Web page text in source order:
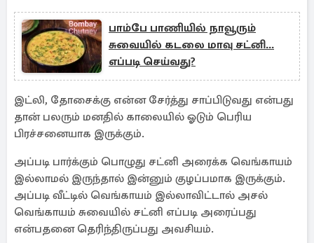
பாம்பே பாணியில் நாவூரும்
சுவையில் கடலை மாவு சட்னி...
எப்படி செய்வது?
இட்லி, தோசைக்கு என்ன சேர்த்து சாப்பிடுவது என்பது
தான் பலரும் மனதில் காலையில் ஓடும் பெரிய
பிரச்சனையாக இருக்கும்.
அப்படி பார்க்கும் பொழுது சட்னி அரைக்க வெங்காயம்
இல்லாமல் இருந்தால் இன்னும் குழப்பமாக இருக்கும்.
அப்படி வீட்டில் வெங்காயம் இல்லாவிட்டால் அசல்
வெங்காயம் சுவையில் சட்னி எப்படி அரைப்பது
என்பதனை தெரிந்திருப்பது அவசியம்.